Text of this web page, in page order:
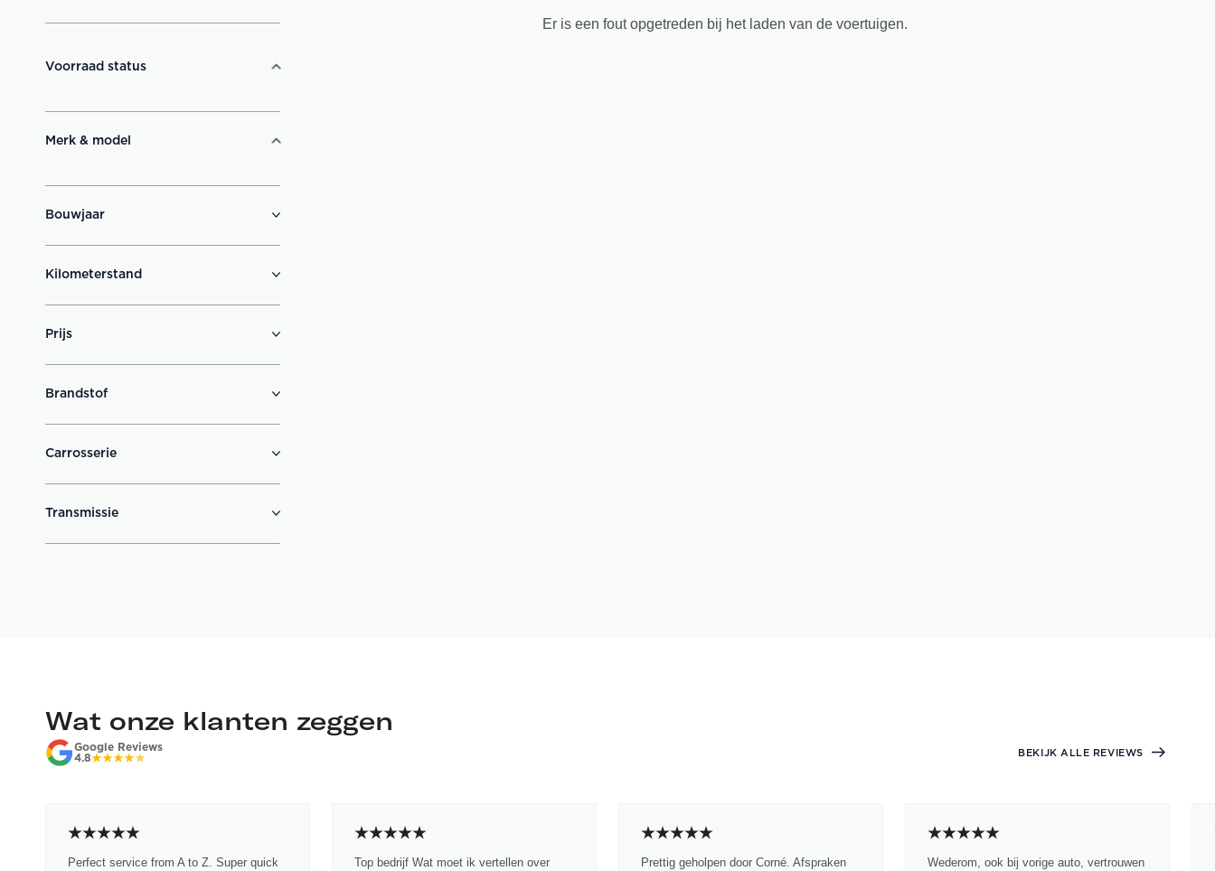
Voorraad status
Merk & model
Bouwjaar
Kilometerstand
Prijs
Brandstof
Carrosserie
Transmissie
Er is een fout opgetreden bij het laden van de voertuigen.
Wat onze klanten zeggen
Google Reviews
4.8
BEKIJK ALLE REVIEWS
Perfect service from A to Z. Super quick
Top bedrijf Wat moet ik vertellen over
Prettig geholpen door Corné. Afspraken
Wederom, ook bij vorige auto, vertrouwen